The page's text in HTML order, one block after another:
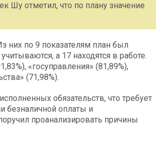
Шу отметил, что по плану значение
них по 9 показателям план был
а 17 находятся в работе.
«госуправления» (81,89%),
(71,98%).
обязательств, что требует
безналичной оплаты и
проанализировать причины